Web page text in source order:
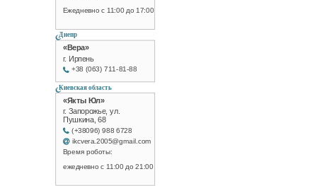
Ежедневно с 11:00 до 17:00
Днепр
«Вера»
г. Ирпень
+38 (063) 711-81-88
Киевская область
«Якты Юл»
г. Запорожье, ул.
Пушкина, 68
(+38096) 988 6728
ikcvera.2005@gmail.com
Время роботы:
ежедневно с 11:00 до 21:00